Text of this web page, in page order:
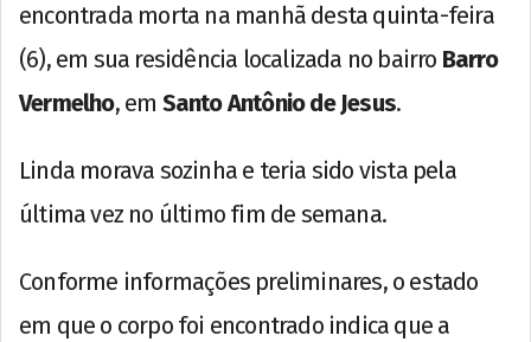
encontrada morta na manhã desta quinta-feira
(6), em sua residência localizada no bairro Barro
Vermelho, em Santo Antônio de Jesus.
Linda morava sozinha e teria sido vista pela
última vez no último fim de semana.
Conforme informações preliminares, o estado
em que o corpo foi encontrado indica que a